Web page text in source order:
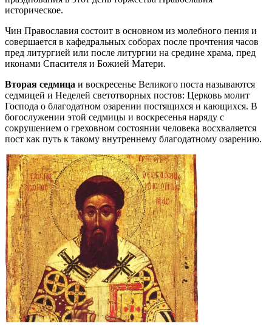
историческое.
Чин Православия состоит в основном из молебного пения и
совершается в кафедральных соборах после прочтения часов
пред литургией или после литургии на средине храма, пред
иконами Спасителя и Божией Матери.
Вторая седмица и воскресенье Великого поста называются
седмицей и Неделей светотворных постов: Церковь молит
Господа о благодатном озарении постящихся и кающихся. В
богослужении этой седмицы и воскресенья наряду с
сокрушением о греховном состоянии человека восхваляется
пост как путь к такому внутреннему благодатному озарению.